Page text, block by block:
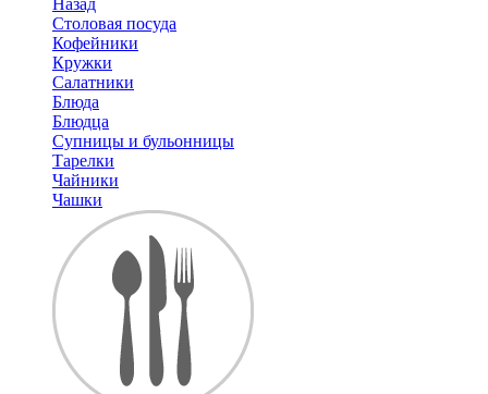
Столовая посуда
Кофейники
Кружки
Салатники
Блюда
Блюдца
Супницы и бульонницы
Тарелки
Чайники
Чашки